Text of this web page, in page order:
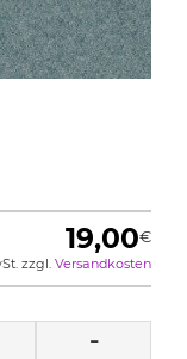
19,00€
zzgl. Versandkosten
-